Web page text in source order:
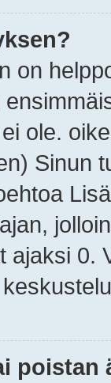
on
ole.
Sinun
ajaksi 0.
poistan